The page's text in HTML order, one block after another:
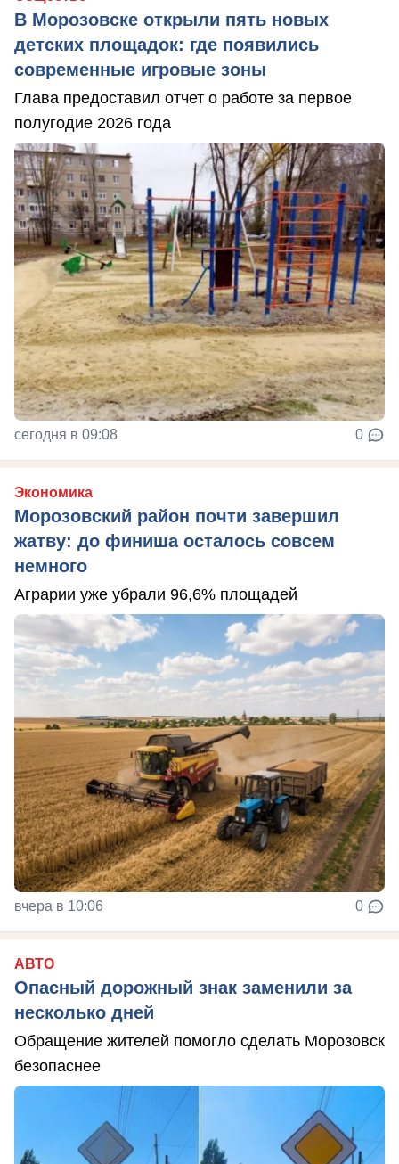
В Морозовске открыли пять новых
детских площадок: где появились
современные игровые зоны
Глава предоставил отчет о работе за первое
полугодие 2026 года
сегодня в 09:08 0
Экономика
Морозовский район почти завершил
жатву: до финиша осталось совсем
немного
Аграрии уже убрали 96,6% площадей
вчера в 10:06 0
АВТО
Опасный дорожный знак заменили за
несколько дней
Обращение жителей помогло сделать Морозовск
безопаснее